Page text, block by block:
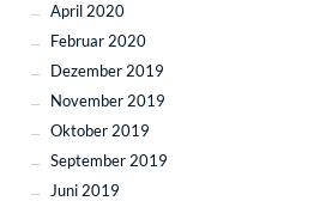
April 2020
Februar 2020
Dezember 2019
November 2019
Oktober 2019
September 2019
Juni 2019